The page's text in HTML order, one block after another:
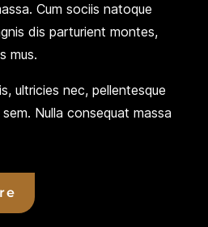
Cum sociis natoque
dis parturient montes,
mus.
ultricies nec, pellentesque
Nulla consequat massa